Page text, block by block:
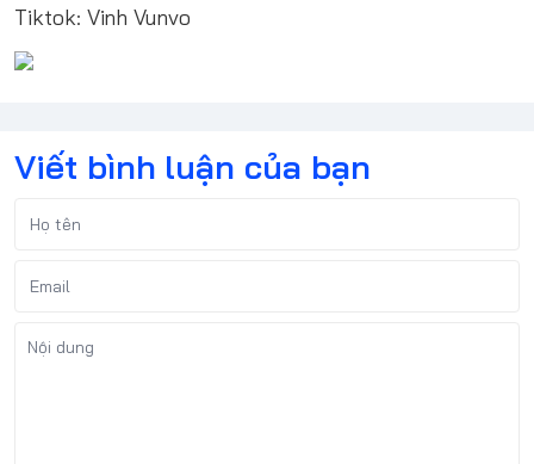
Tiktok: Vinh Vunvo
Viết bình luận của bạn